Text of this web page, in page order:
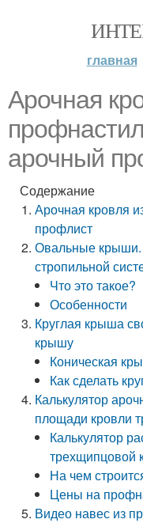
главная
Арочная
арочный
Содержание
Арочная кровля
профлист
Овальные крыши.
стропильной
Что это такое?
Особенности
Круглая крыша
крышу
Коническая
Как сделать
Калькулятор
площади кровли
Калькулятор
трехщипцовой
На чем
Цены на
Видео навес из